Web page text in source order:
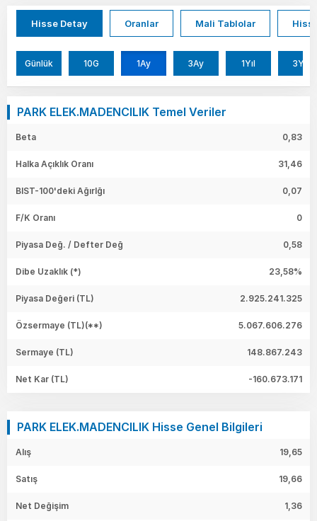
Hisse Detay Oranlar Mali Tablolar
Günlük 10G 1Ay 3Ay 1Yıl 3Yıl
PARK ELEK.MADENCILIK Temel Veriler
Beta 0,83
Halka Açıklık Oranı 31,46
BIST-100'deki Ağırlğı 0,07
F/K Oranı 0
Piyasa Değ. / Defter Değ 0,58
Dibe Uzaklık (*) 23,58%
Piyasa Değeri (TL) 2.925.241.325
Özsermaye (TL)(**) 5.067.606.276
Sermaye (TL) 148.867.243
Net Kar (TL) -160.673.171
PARK ELEK.MADENCILIK Hisse Genel Bilgileri
Alış 19,65
Satış 19,66
Net Değişim 1,36